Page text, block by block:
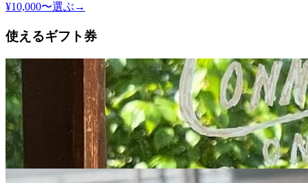
¥10,000〜選ぶ→
使えるギフト券